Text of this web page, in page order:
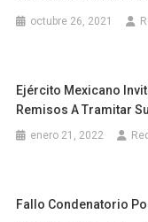
octubre 26, 2021
Ejército Mexicano
Remisos A Tramitar
enero 21, 2022
Fallo Condenatorio